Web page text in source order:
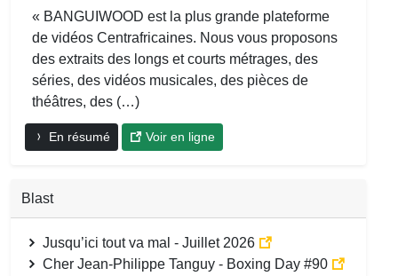
« BANGUIWOOD est la plus grande plateforme
de vidéos Centrafricaines. Nous vous proposons
des extraits des longs et courts métrages, des
séries, des vidéos musicales, des pièces de
théâtres, des (…)
En résumé Voir en ligne
Blast
Jusqu’ici tout va mal - Juillet 2026
Cher Jean-Philippe Tanguy - Boxing Day #90